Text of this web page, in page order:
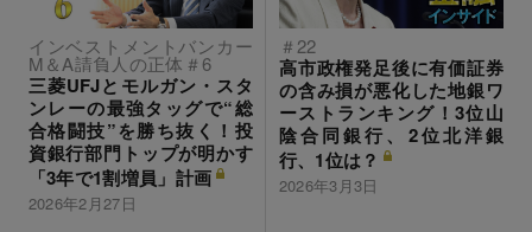
インベストメントバンカー
M＆A請負人の正体＃6
三菱UFJとモルガン・スタ
ンレーの最強タッグで“総
合格闘技”を勝ち抜く！投
資銀行部門トップが明かす
「3年で1割増員」計画
2026年2月27日
＃22
高市政権発足後に有価証券
の含み損が悪化した地銀ワ
ーストランキング！3位山
陰合同銀行、2位北洋銀
行、1位は？
2026年3月3日